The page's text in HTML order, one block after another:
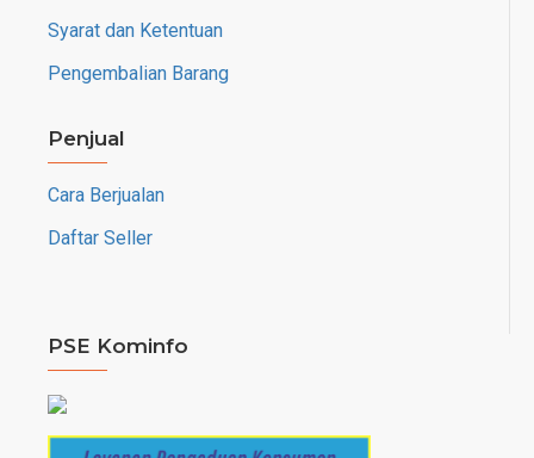
Syarat dan Ketentuan
Pengembalian Barang
Penjual
Cara Berjualan
Daftar Seller
PSE Kominfo